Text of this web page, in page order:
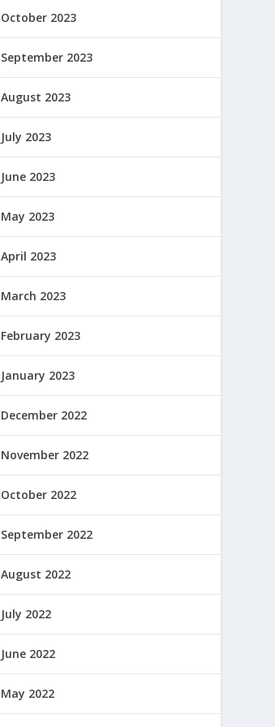
October 2023
September 2023
August 2023
July 2023
June 2023
May 2023
April 2023
March 2023
February 2023
January 2023
December 2022
November 2022
October 2022
September 2022
August 2022
July 2022
June 2022
May 2022